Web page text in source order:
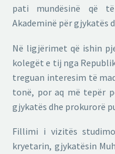
pati mundësinë që
Akademinë për gjykatës
Në ligjërimet që ishin
kolegët e tij nga
treguan interesim të
tonë, por aq më tepër
gjykatës dhe prokurorë
Fillimi i vizitës
kryetarin, gjykatësin